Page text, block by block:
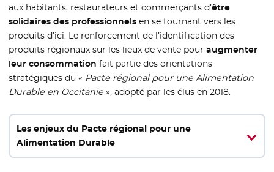
aux habitants, restaurateurs et commerçants d’être
solidaires des professionnels en se tournant vers les
produits d’ici. Le renforcement de l’identification des
produits régionaux sur les lieux de vente pouraugmenter
leur consommation fait partie des orientations
stratégiques du « Pacte régional pour une Alimentation
Durable en Occitanie », adopté par les élus en 2018.
Les enjeux du Pacte régional pour une
Alimentation Durable